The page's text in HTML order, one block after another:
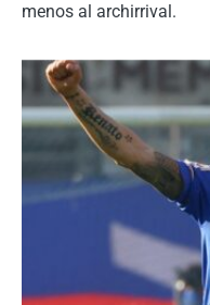
menos al archirrival.